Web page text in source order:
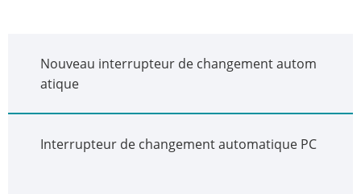
Nouveau interrupteur de changement autom
atique
Interrupteur de changement automatique PC